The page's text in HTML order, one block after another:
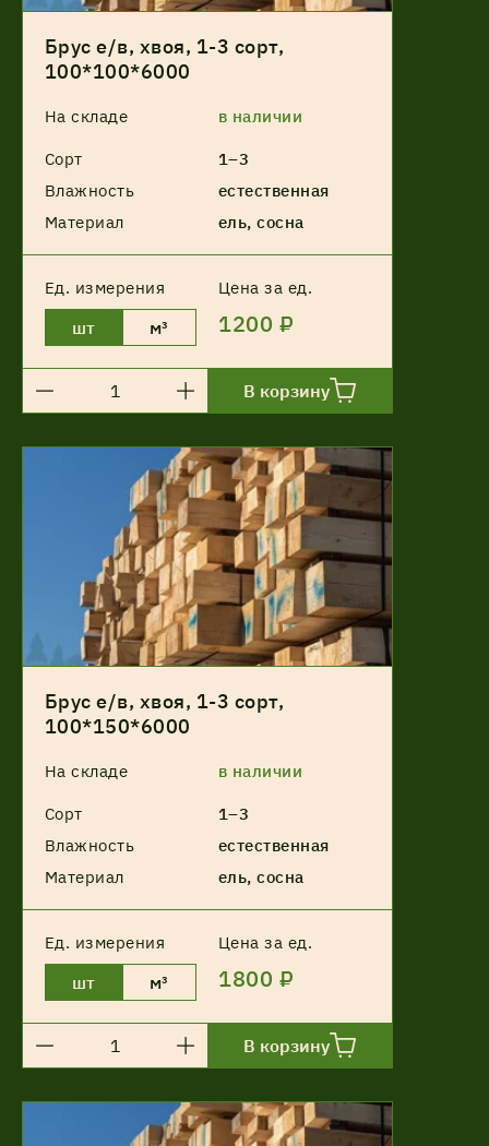
Брус е/в, хвоя, 1-3 сорт,
100*100*6000
На складе в наличии
Сорт
1–3
Влажность
естественная
Материал
ель, сосна
Ед. измерения Цена за ед.
шт м³ 1200 ₽
В корзину
Брус е/в, хвоя, 1-3 сорт,
100*150*6000
На складе в наличии
Сорт
1–3
Влажность
естественная
Материал
ель, сосна
Ед. измерения Цена за ед.
шт м³ 1800 ₽
В корзину